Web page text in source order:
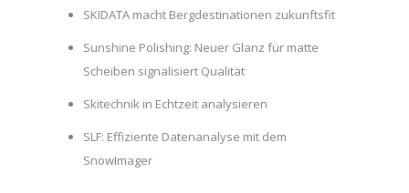
SKIDATA macht Bergdestinationen zukunftsfit
Sunshine Polishing: Neuer Glanz für matte
Scheiben signalisiert Qualität
Skitechnik in Echtzeit analysieren
SLF: Effiziente Datenanalyse mit dem
SnowImager